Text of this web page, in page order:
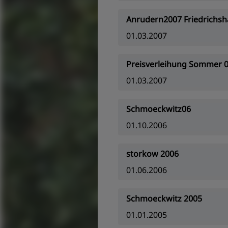
Anrudern2007
01.03.2007
Preisverleihung Sommer
01.03.2007
Schmoeckwitz06
01.10.2006
storkow 2006
01.06.2006
Schmoeckwitz 2005
01.01.2005